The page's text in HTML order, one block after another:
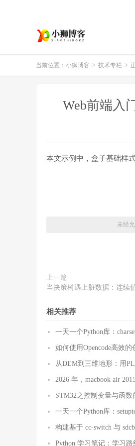
当前位置： 小狮博客 > 技术专栏 >
Web前端入
本文示例中，盒子基础样式
未经
上一篇
当决策树遇上脏数据：连续
相关推荐
一天一个Python库：
如何使用Opencode高效
从DEM到三维地形：用
2026 年，macbook air
STM32之控制变量与函数
一天一个Python库：
构建基于 cc-switch 与
Python 学习笔记：学习路